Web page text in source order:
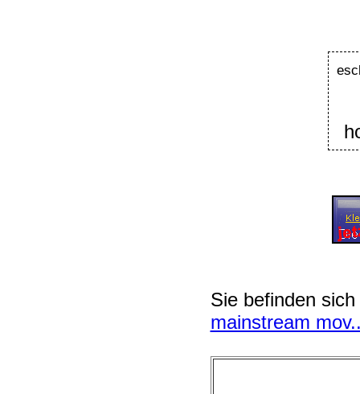
Sie befinden
mainstream